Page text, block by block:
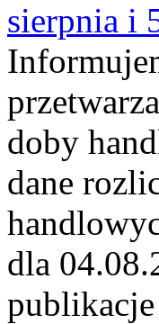
sierpnia i
doby
dane
dla